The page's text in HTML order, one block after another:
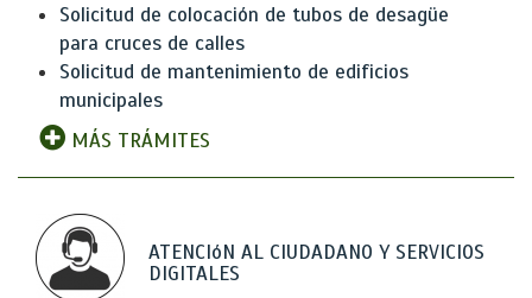
Solicitud de colocación de tubos de desagüe
para cruces de calles
Solicitud de mantenimiento de edificios
municipales
MÁS TRÁMITES
ATENCIóN AL CIUDADANO Y SERVICIOS
DIGITALES